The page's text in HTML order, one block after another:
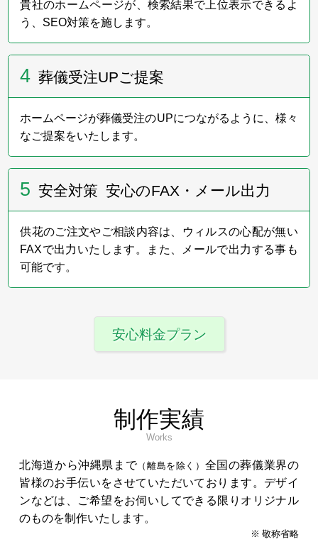
ホームページをリニューアルいたしました。
貴社のホームページが、検索結果で上位表示できるよ
う、SEO対策を施します。
4 葬儀受注UPご提案
ホームページが葬儀受注のUPにつながるように、様々
なご提案をいたします。
5 安全対策 安心のFAX・メール出力
供花のご注文やご相談内容は、ウィルスの心配が無い
FAXで出力いたします。また、メールで出力する事も
可能です。
安心料金プラン
制作実績
Works
北海道から沖縄県まで（離島を除く） 全国の葬儀業界の
皆様のお手伝いをさせていただいております。デザイ
ンなどは、ご希望をお伺いしてできる限りオリジナル
のものを制作いたします。
※ 敬称省略